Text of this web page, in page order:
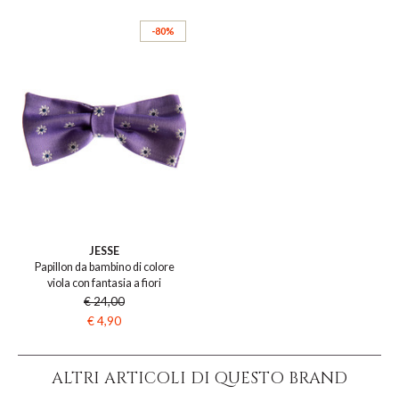
-80%
JESSE
Papillon da bambino di colore
viola con fantasia a fiori
€ 24,00
€ 4,90
ALTRI ARTICOLI DI QUESTO BRAND